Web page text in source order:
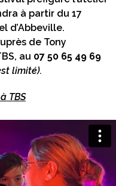
à partir du 17
d’Abbeville.
de Tony
au 07 50 65 49 69
limité).
TBS